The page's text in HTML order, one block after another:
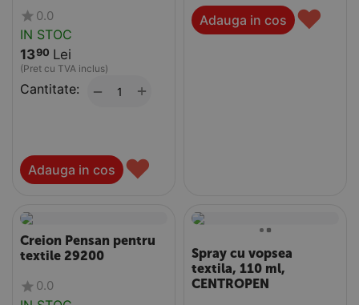
0.0
IN STOC
1390 Lei
(Pret cu TVA inclus)
Cantitate: +
−
Adauga in cos ♥
Adauga in cos ♥
Creion Pensan pentru
textile 29200
0.0
Spray cu vopsea
textila, 110 ml,
CENTROPEN